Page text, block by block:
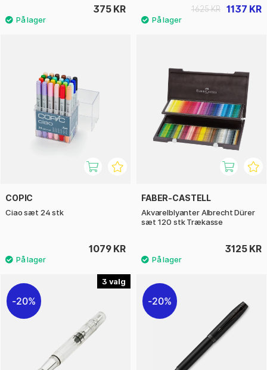
375 KR 1137 KR
1625 KR
COPIC
Ciao sæt 24 stk
1079 KR
FABER-CASTELL
Akvarelblyanter Albrecht Dürer
sæt 120 stk Trækasse
3125 KR
3
20% 20%